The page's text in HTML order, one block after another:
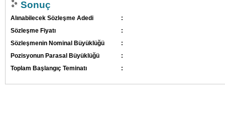
Sonuç
Alınabilecek Sözleşme Adedi
:
Sözleşme Fiyatı
:
Sözleşmenin Nominal Büyüklüğü
:
Pozisyonun Parasal Büyüklüğü
:
Toplam Başlangıç Teminatı
: